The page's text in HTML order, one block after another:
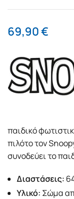
69,90€
παιδικό
πιλότο τον
συνοδεύει το
Διαστάσεις:
Υλικό: Σώμα